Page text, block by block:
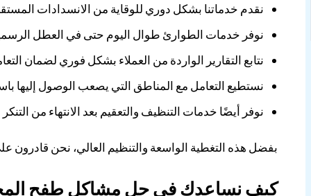
نقدم خدماتنا بشكل دوري للوقاية من الانسدادات
نوفر خدمات الطوارئ طوال اليوم حتى في العطل
نتابع التقارير الواردة من العملاء بشكل فوري لضمان
نستطيع التعامل مع المناطق التي يصعب الوصول
نوفر أيضًا خدمات التنظيف والتعقيم بعد الانتهاء من
بفضل هذه التغطية الواسعة والتنظيم العالي، نحن
كيف نساعدك في حل مشاكل طفح